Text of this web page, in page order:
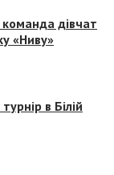
дівчат
«Ниву»
в Білій